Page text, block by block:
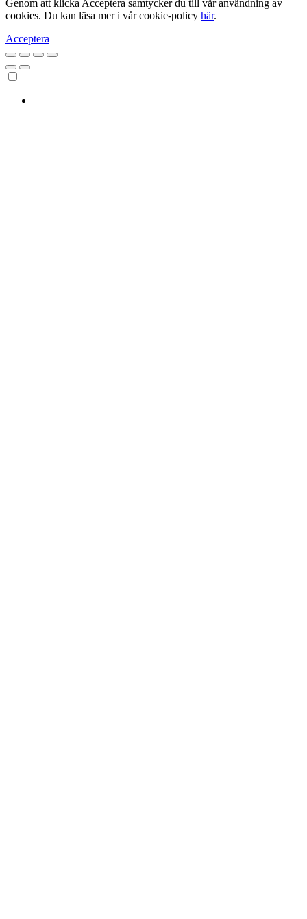
Genom att klicka Acceptera samtycker du till vår användning av
cookies. Du kan läsa mer i vår cookie-policy här.
Acceptera